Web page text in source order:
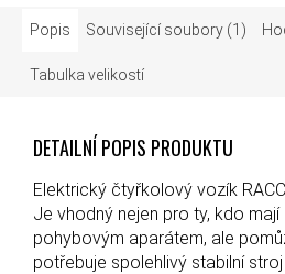
Popis Související soubory (1)
Tabulka velikostí
DETAILNÍ POPIS PRODUKTU
Elektrický čtyřkolový vozík
Je vhodný nejen pro ty, kdo
pohybovým aparátem, ale
potřebuje spolehlivý stabilní